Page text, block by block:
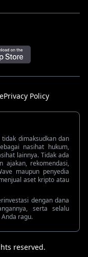
Privacy Policy
dimaksudkan dan
nasihat hukum,
lainnya. Tidak ada
ajakan, rekomendasi,
maupun penyedia
aset kripto atau
dengan dana
serta selalu
ragu.
reserved.